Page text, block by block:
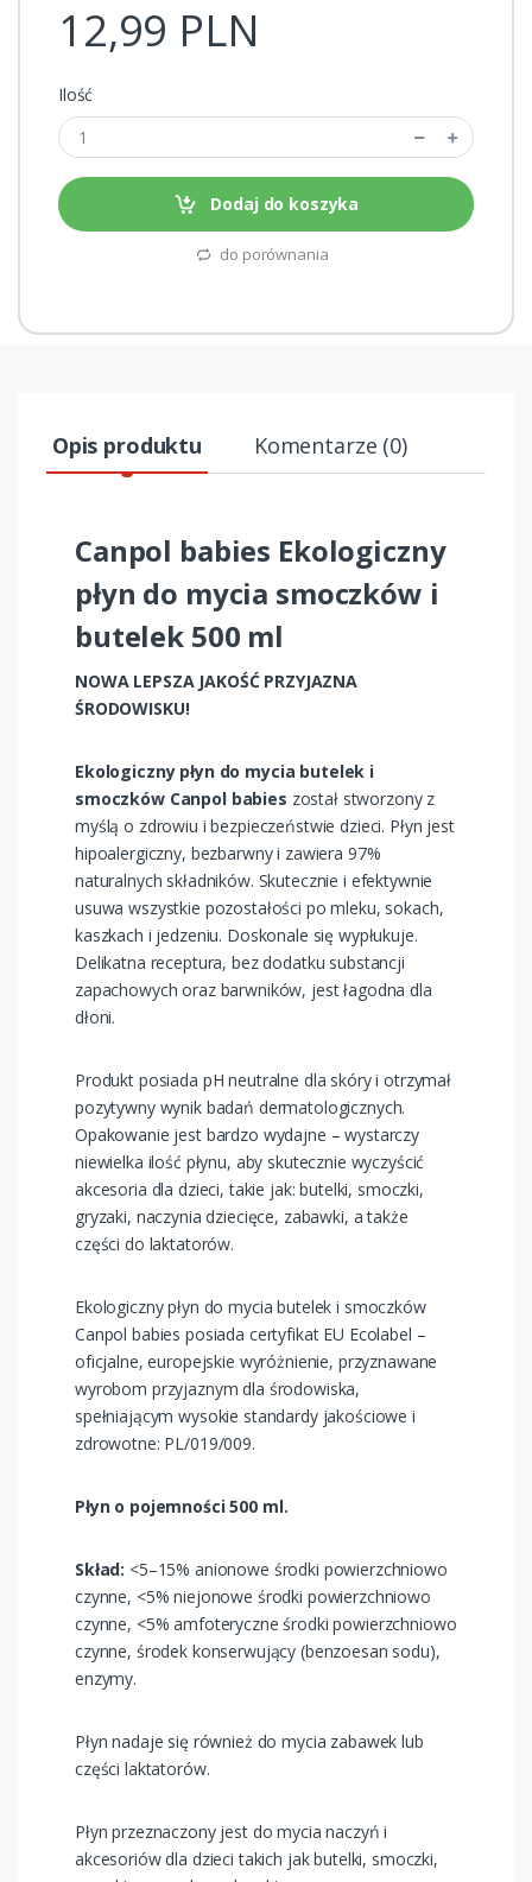
12,99 PLN
Ilość
Dodaj do koszyka
do porównania
Opis produktu Komentarze (0)
Canpol babies Ekologiczny
płyn do mycia smoczków i
butelek 500 ml
NOWA LEPSZA JAKOŚĆ PRZYJAZNA
ŚRODOWISKU!​
​Ekologiczny płyn do mycia butelek i
smoczków Canpol babies został stworzony z
myślą o zdrowiu i bezpieczeństwie dzieci. Płyn jest
hipoalergiczny, bezbarwny i zawiera 97%
naturalnych składników. Skutecznie i efektywnie
usuwa wszystkie pozostałości po mleku, sokach,
kaszkach i jedzeniu. Doskonale się wypłukuje.
Delikatna receptura, bez dodatku substancji
zapachowych oraz barwników, jest łagodna dla
dłoni.
Produkt posiada pH neutralne dla skóry i otrzymał
pozytywny wynik badań dermatologicznych.
Opakowanie jest bardzo wydajne – wystarczy
niewielka ilość płynu, aby skutecznie wyczyścić
akcesoria dla dzieci, takie jak: butelki, smoczki,
gryzaki, naczynia dziecięce, zabawki, a także
części do laktatorów.
Ekologiczny płyn do mycia butelek i smoczków
Canpol babies posiada certyfikat EU Ecolabel –
oficjalne, europejskie wyróżnienie, przyznawane
wyrobom przyjaznym dla środowiska,
spełniającym wysokie standardy jakościowe i
zdrowotne: PL/019/009.
Płyn o pojemności 500 ml.
Skład: <5–15% anionowe środki powierzchniowo
czynne, <5% niejonowe środki powierzchniowo
czynne, <5% amfoteryczne środki powierzchniowo
czynne, środek konserwujący (benzoesan sodu),
enzymy. ​
Płyn nadaje się również do mycia zabawek lub
części laktatorów.
Płyn przeznaczony jest do mycia naczyń i
akcesoriów dla dzieci takich jak butelki, smoczki,